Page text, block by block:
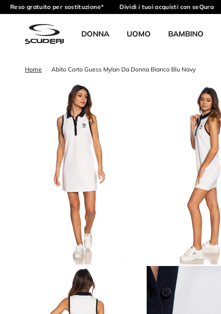
Reso gratuito per sostituzione* Dividi i tuoi acquisti con seQura
DONNA UOMO BAMBINO
Home / Abito Corto Guess Mylan Da Donna Bianco Blu Navy